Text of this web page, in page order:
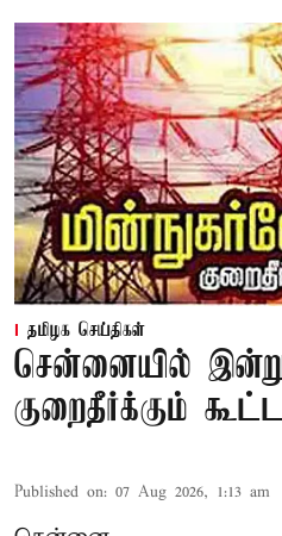
தமிழக செய்திகள்
சென்னையில்
குறைதீர்க்கும்
Published on: 07 Aug 2026, 1:13 am